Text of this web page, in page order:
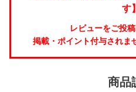
す】
レビューをご投
掲載・ポイント付与されま
商品